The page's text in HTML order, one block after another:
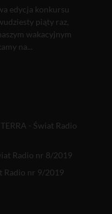
edycja konkursu
piąty raz,
wakacyjnym
na...
- Świat Radio
Radio nr 8/2019
Radio nr 9/2019